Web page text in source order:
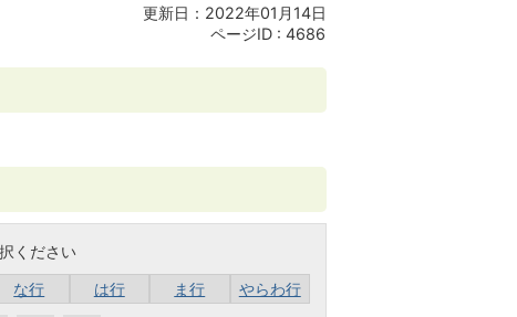
更新日：2022年01月14日
ページID : 4686
ください
な行 は行 ま行 やらわ行